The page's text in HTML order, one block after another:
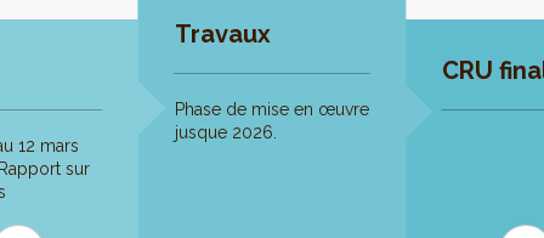
12 mars
sur
Travaux
Phase de mise en œuvre
jusque 2026.
CRU